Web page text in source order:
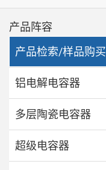
产品阵容
产品检索/样品购买
铝电解电容器
多层陶瓷电容器
超级电容器